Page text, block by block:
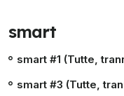
smart
smart #1 (Tutte,
smart #3 (Tutte,